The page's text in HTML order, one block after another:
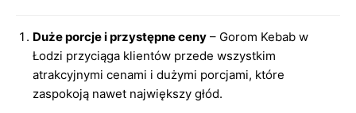
Duże porcje i przystępne ceny – Gorom Kebab w
Łodzi przyciąga klientów przede wszystkim
atrakcyjnymi cenami i dużymi porcjami, które
zaspokoją nawet największy głód.